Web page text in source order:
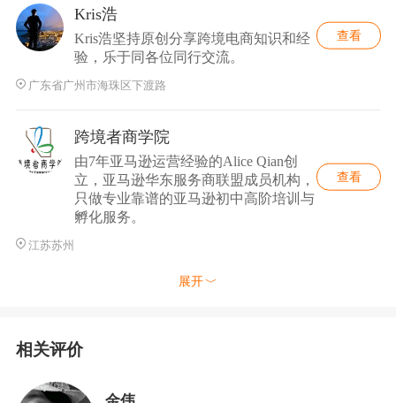
Kris浩
Kris浩坚持原创分享跨境电商知识和经
验，乐于同各位同行交流。
查看
广东省广州市海珠区下渡路
跨境者商学院
由7年亚马逊运营经验的Alice Qian创
立，亚马逊华东服务商联盟成员机构，
只做专业靠谱的亚马逊初中高阶培训与
孵化服务。
查看
江苏苏州
展开
相关评价